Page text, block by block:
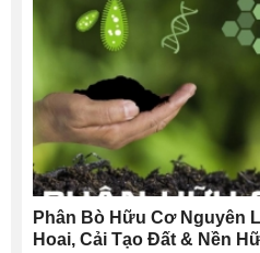
Phân Bò Hữu Cơ Nguyên
Hoai, Cải Tạo Đất & Nền